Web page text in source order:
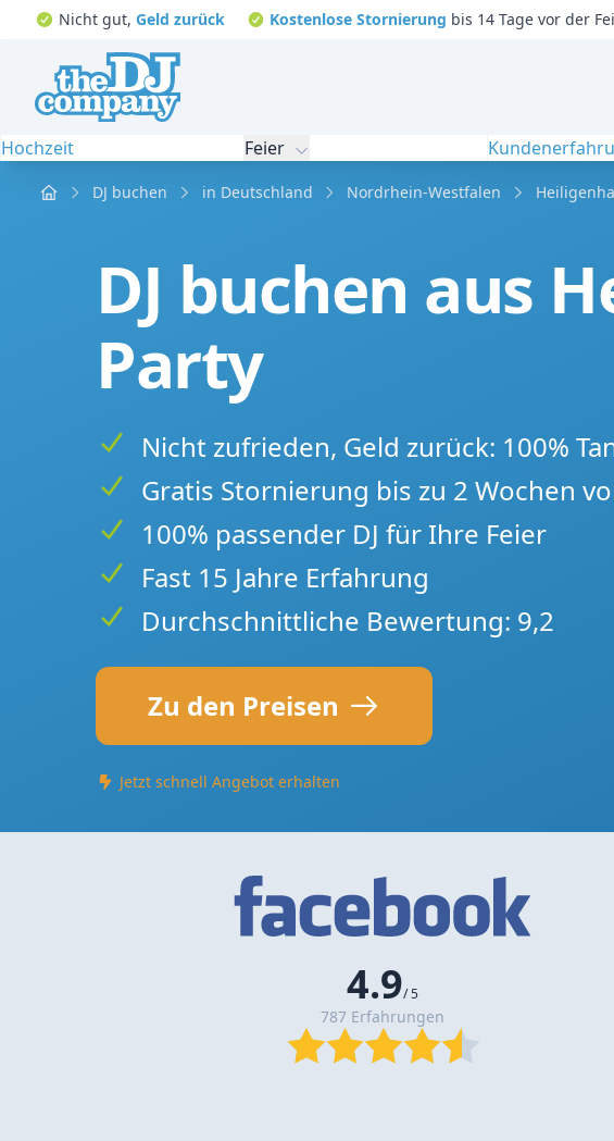
Nicht gut, Geld zurück Kostenlose Stornierung bis 14 Tage vor der
Hochzeit Feier
Home DJ buchen in Deutschland Nordrhein-Westfalen
DJ buchen aus
Party
Nicht zufrieden, Geld zurück: 100%
Gratis Stornierung bis zu 2 Wochen
100% passender DJ für Ihre Feier
Fast 15 Jahre Erfahrung
Durchschnittliche Bewertung: 9,2
Zu den Preisen
Jetzt schnell Angebot erhalten
4.9/ 5
787 Erfahrungen